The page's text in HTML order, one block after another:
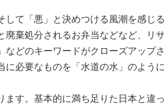
て「悪」と決めつける風潮を感じ
棄処分されるお弁当などなど、リ
どのキーワードがクローズアップさ
必要なものを「水道の水」のよう
す。基本的に満ち足りた日本と違